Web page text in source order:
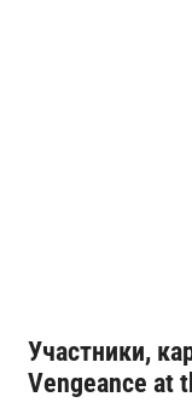
Участники,
Vengeance at